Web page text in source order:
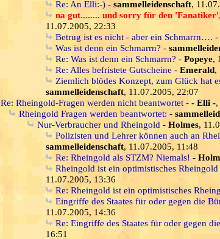
Re: An Elli:-) - sammelleidenschaft,
na gut........ und sorry für den
11.07.2005, 22:33
Betrug ist es nicht - aber ein Schmarrn…. -
Was ist denn ein Schmarrn? -
Re: Was ist denn ein Schmarrn? - Popeye,
Re: Alles befristete Gutscheine - Emerald,
Ziemlich blödes Konzept, zum Glück hat
sammelleidenschaft, 11.07.2005, 22:07
Re: Rheingold-Fragen werden nicht beantwortet - - Elli -
Rheingold Fragen werden beantwortet: -
Nur-Verbraucher und Rheingold - Holmes,
Polizisten und Lehrer können auch an
sammelleidenschaft, 11.07.2005, 11:48
Re: Rheingold als STZM? Niemals! -
Rheingold ist ein optimistisches Rheingold
11.07.2005, 13:36
Re: Rheingold ist ein optimistisches
Eingriffe des Staates für oder gegen die
11.07.2005, 14:36
Re: Eingriffe des Staates für oder gegen
16:51